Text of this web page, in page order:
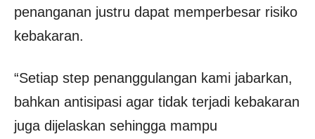
penanganan justru dapat memperbesar risiko
kebakaran.
“Setiap step penanggulangan kami jabarkan,
bahkan antisipasi agar tidak terjadi kebakaran
juga dijelaskan sehingga mampu